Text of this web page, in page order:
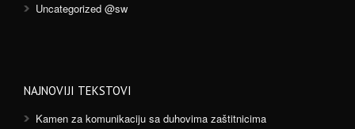
Uncategorized @sw
NAJNOVIJI TEKSTOVI
Kamen za komunikaciju sa duhovima zaštitnicima